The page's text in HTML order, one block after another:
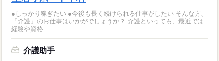
●しっかり稼ぎたい ●今後も長く続けられる仕事がしたい そんな方、
「介護」のお仕事はいかがでしょうか？ 介護といっても、最近では
経験や資格...
介護助手